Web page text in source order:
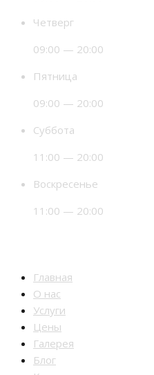
Четверг
09:00 — 20:00
Пятница
09:00 — 20:00
Суббота
11:00 — 20:00
Воскресенье
11:00 — 20:00
Главная
О нас
Услуги
Цены
Галерея
Блог